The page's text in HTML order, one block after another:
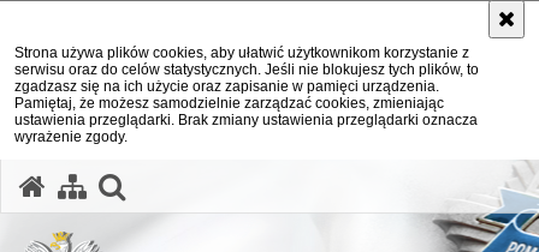
Strona używa plików cookies, aby ułatwić użytkownikom korzystanie z
serwisu oraz do celów statystycznych. Jeśli nie blokujesz tych plików, to
zgadzasz się na ich użycie oraz zapisanie w pamięci urządzenia.
Pamiętaj, że możesz samodzielnie zarządzać cookies, zmieniając
ustawienia przeglądarki. Brak zmiany ustawienia przeglądarki oznacza
wyrażenie zgody.